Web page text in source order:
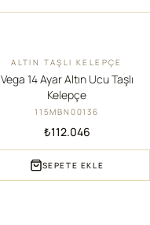
YENI
ALTIN TAŞLI KELEPÇE
Vega 14 Ayar Altın Ucu Taşlı
Kelepçe
115MBN00136
₺112.046
SEPETE EKLE